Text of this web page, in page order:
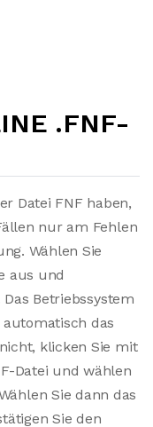
.FNF-
Datei FNF haben,
nur am Fehlen
Wählen Sie
aus und
Betriebssystem
das
klicken Sie mit
Datei und wählen
Sie dann das
Sie den